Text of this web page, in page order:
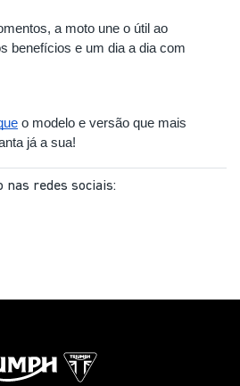
a moto une o útil ao
benefícios e um dia a dia com
o modelo e versão que mais
já a sua!
redes sociais: